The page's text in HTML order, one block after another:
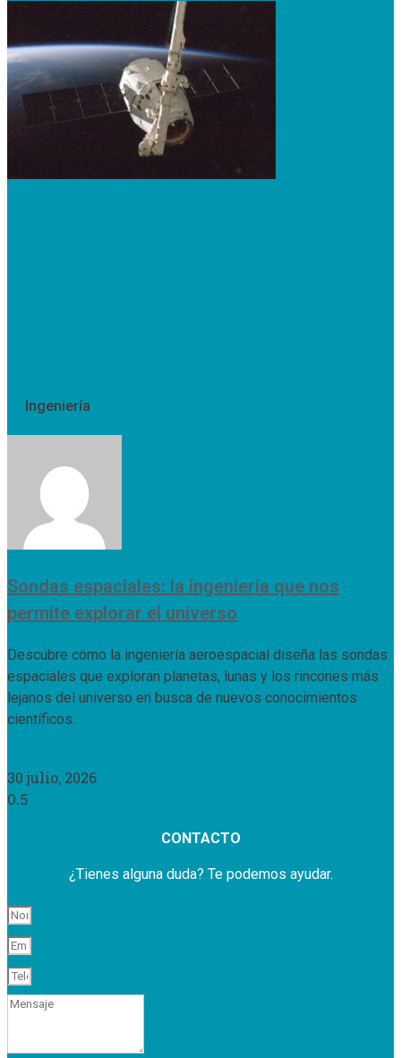
Ingeniería
Sondas espaciales: la ingeniería que nos
permite explorar el universo
Descubre cómo la ingeniería aeroespacial diseña las sondas
espaciales que exploran planetas, lunas y los rincones más
lejanos del universo en busca de nuevos conocimientos
científicos.
30 julio, 2026
CONTACTO
¿Tienes alguna duda? Te podemos ayudar.